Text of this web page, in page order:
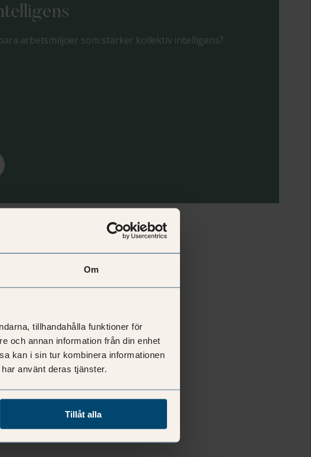
Om
tillhandahålla funktioner för
och annan information från din enhet
kan i sin tur kombinera informationen
använt deras tjänster.
Tillåt alla
arbetsmiljöer som stärker kollektiv intelligens?
Facility management